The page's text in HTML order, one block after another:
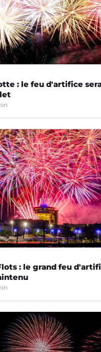
: le feu d'artifice
: le grand feu